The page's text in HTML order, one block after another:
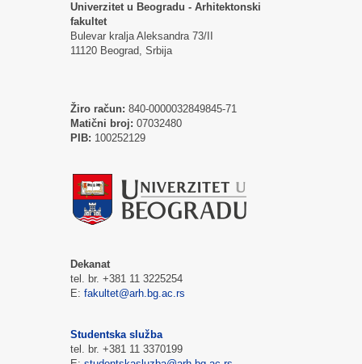
Univerzitet u Beogradu - Arhitektonski
fakultet
Bulevar kralja Aleksandra 73/II
11120 Beograd, Srbija
Žiro račun: 840-0000032849845-71
Matični broj: 07032480
PIB: 100252129
Dekanat
tel. br. +381 11 3225254
E: fakultet@arh.bg.ac.rs
Studentska služba
tel. br. +381 11 3370199